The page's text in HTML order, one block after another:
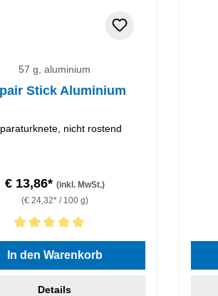
57 g, aluminium
Stick Aluminium
nicht rostend
€ 13,86* (inkl. MwSt.)
(€ 24,32* / 100 g)
Bewertung von 5 von 5 Sternen
In den Warenkorb
Details